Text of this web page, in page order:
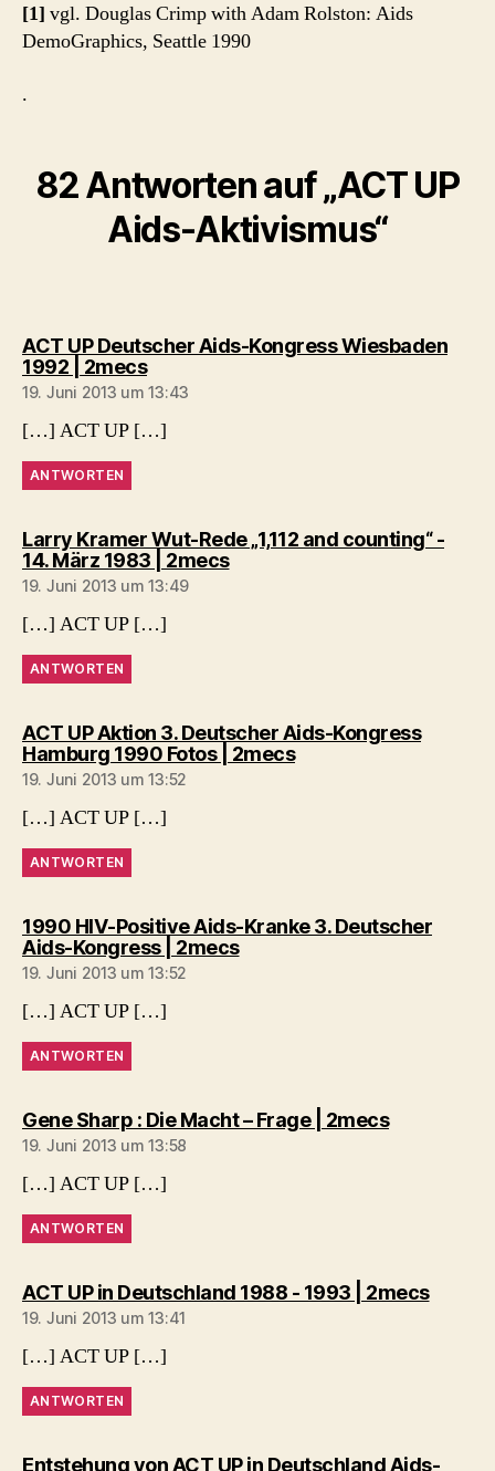
[1] vgl. Douglas Crimp with Adam Rolston: Aids
DemoGraphics, Seattle 1990
.
82 Antworten auf „ACT UP
Aids-Aktivismus“
ACT UP Deutscher Aids-Kongress Wiesbaden
1992 | 2mecssagt:
19. Juni 2013 um 13:43
[…] ACT UP […]
ANTWORTEN
Larry Kramer Wut-Rede „1,112 and counting“ -
14. März 1983 | 2mecssagt:
19. Juni 2013 um 13:49
[…] ACT UP […]
ANTWORTEN
ACT UP Aktion 3. Deutscher Aids-Kongress
Hamburg 1990 Fotos | 2mecssagt:
19. Juni 2013 um 13:52
[…] ACT UP […]
ANTWORTEN
1990 HIV-Positive Aids-Kranke 3. Deutscher
Aids-Kongress | 2mecssagt:
19. Juni 2013 um 13:52
[…] ACT UP […]
ANTWORTEN
Gene Sharp : Die Macht – Frage | 2mecssagt:
19. Juni 2013 um 13:58
[…] ACT UP […]
ANTWORTEN
ACT UP in Deutschland 1988 - 1993 | 2mecssagt:
19. Juni 2013 um 13:41
[…] ACT UP […]
ANTWORTEN
Entstehung von ACT UP in Deutschland Aids-